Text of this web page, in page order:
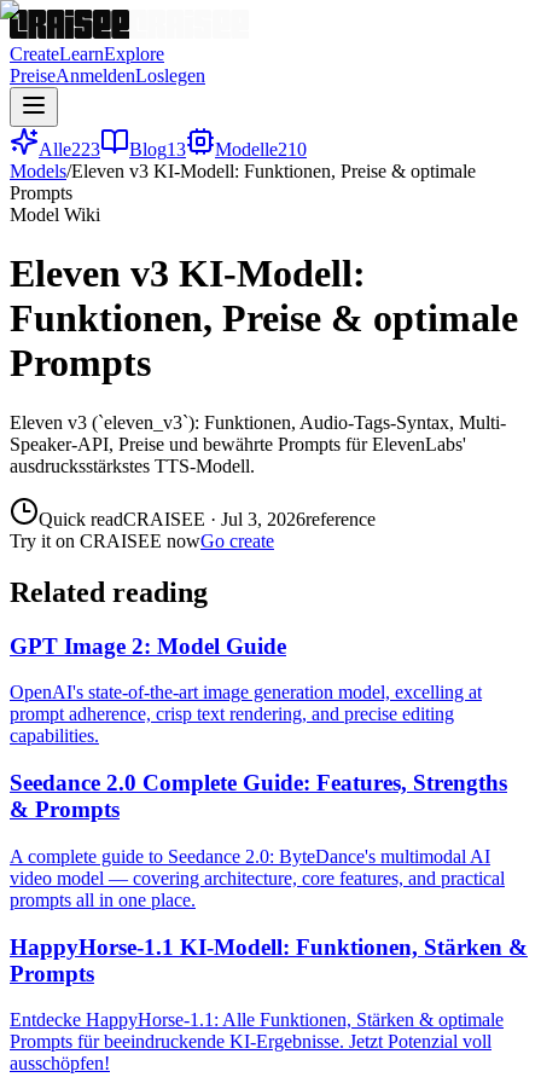
CreateLearnExplore
PreiseAnmeldenLoslegen
Alle223 Blog13 Modelle210
Models/Eleven v3 KI-Modell: Funktionen, Preise & optimale
Prompts
Model Wiki
Eleven v3 KI-Modell:
Funktionen, Preise & optimale
Prompts
Eleven v3 (`eleven_v3`): Funktionen, Audio-Tags-Syntax, Multi-
Speaker-API, Preise und bewährte Prompts für ElevenLabs'
ausdrucksstärkstes TTS-Modell.
Quick readCRAISEE · Jul 3, 2026reference
Try it on CRAISEE nowGo create
Related reading
GPT Image 2: Model Guide
OpenAI's state-of-the-art image generation model, excelling at
prompt adherence, crisp text rendering, and precise editing
capabilities.
Seedance 2.0 Complete Guide: Features, Strengths
& Prompts
A complete guide to Seedance 2.0: ByteDance's multimodal AI
video model — covering architecture, core features, and practical
prompts all in one place.
HappyHorse-1.1 KI-Modell: Funktionen, Stärken &
Prompts
Entdecke HappyHorse-1.1: Alle Funktionen, Stärken & optimale
Prompts für beeindruckende KI-Ergebnisse. Jetzt Potenzial voll
ausschöpfen!